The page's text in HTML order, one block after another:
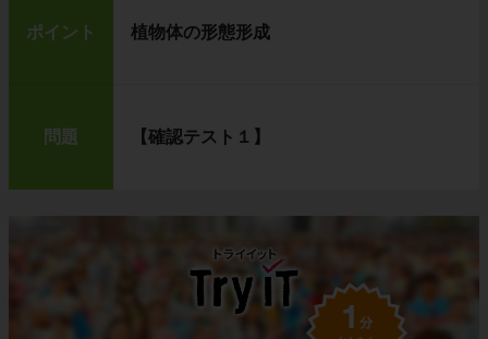
ポイント 植物体の形態形成
問題 【確認テスト１】